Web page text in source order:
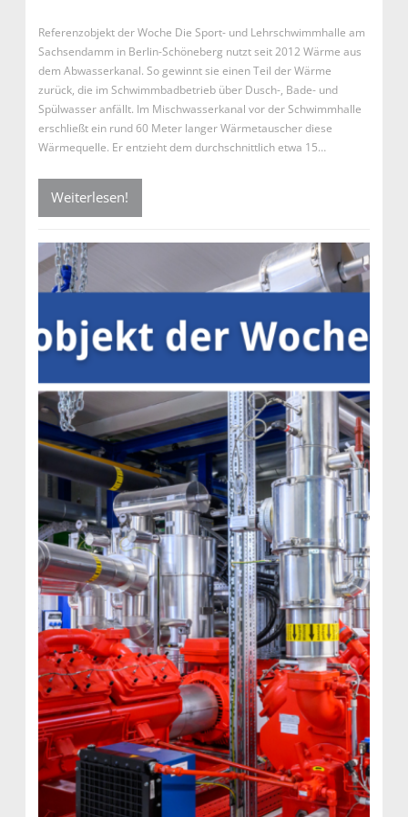
Referenzobjekt der Woche Die Sport- und Lehrschwimmhalle am
Sachsendamm in Berlin-Schöneberg nutzt seit 2012 Wärme aus
dem Abwasserkanal. So gewinnt sie einen Teil der Wärme
zurück, die im Schwimmbadbetrieb über Dusch-, Bade- und
Spülwasser anfällt. Im Mischwasserkanal vor der Schwimmhalle
erschließt ein rund 60 Meter langer Wärmetauscher diese
Wärmequelle. Er entzieht dem durchschnittlich etwa 15…
Weiterlesen!